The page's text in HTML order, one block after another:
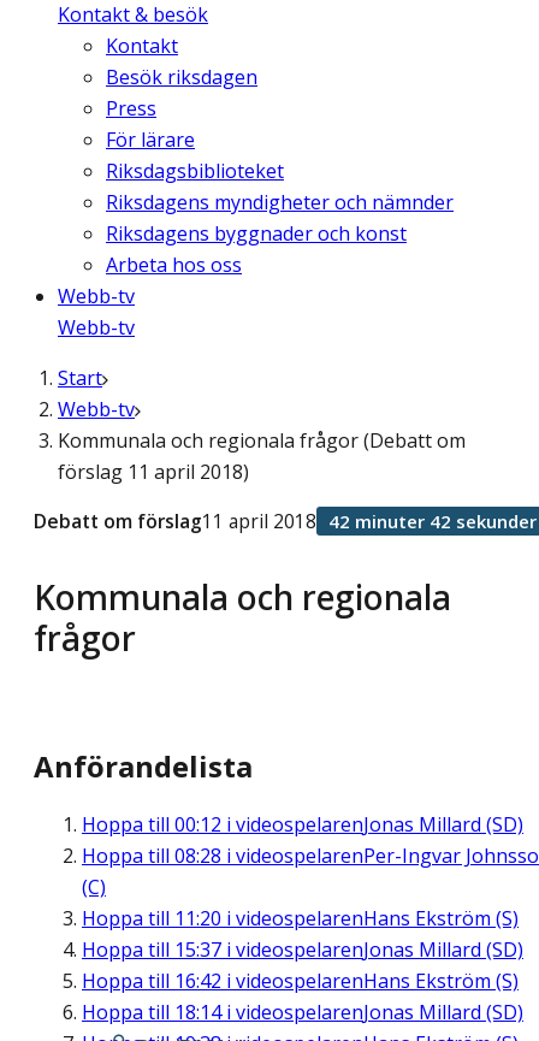
Kontakt & besök
Kontakt
Besök riksdagen
Press
För lärare
Riksdagsbiblioteket
Riksdagens myndigheter och nämnder
Riksdagens byggnader och konst
Arbeta hos oss
Webb-tv
Webb-tv
Start
Webb-tv
Kommunala och regionala frågor (Debatt om
förslag 11 april 2018)
Kommunala och regionala
frågor
Debatt om förslag11 april 2018 42 minuter 42 sekunder
Anförandelista
Hoppa till 00:12 i videospelarenJonas Millard (SD)
Hoppa till 08:28 i videospelarenPer-Ingvar
(C)
Hoppa till 11:20 i videospelarenHans Ekström (S)
Hoppa till 15:37 i videospelarenJonas Millard (SD)
Hoppa till 16:42 i videospelarenHans Ekström (S)
Hoppa till 18:14i videospelarenJonas Millard (SD)